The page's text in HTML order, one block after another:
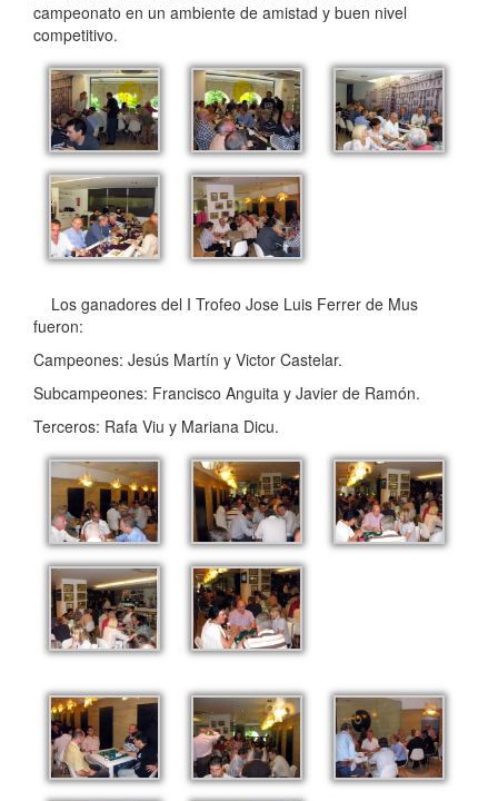
campeonato en un ambiente de amistad y buen nivel
competitivo.
Los ganadores del I Trofeo Jose Luis Ferrer de Mus
fueron:
Campeones: Jesús Martín y Victor Castelar.
Subcampeones: Francisco Anguita y Javier de Ramón.
Terceros: Rafa Viu y Mariana Dicu.